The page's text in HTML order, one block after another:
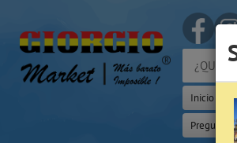
Inicio
Preguntas